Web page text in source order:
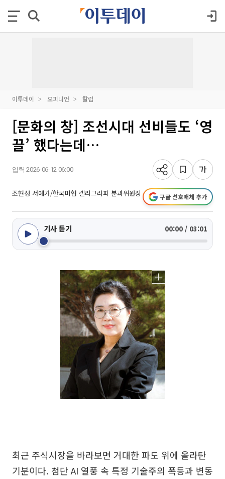
이투데이 오피니언 칼럼
[문화의 창] 조선시대 선비들도 ‘영
끌’ 했다는데…
입력 2026-06-12 06:00
조현성 서예가/한국미협 캘리그라피 분과위원장 구글 선호매체 추가
기사 듣기 00:00 / 03:01
최근 주식시장을 바라보면 거대한 파도 위에 올라탄
기분이다. 첨단 AI 열풍 속 특정 기술주의 폭등과 변동